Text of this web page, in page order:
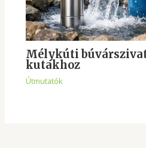
Mélykúti
kutakhoz
Útmutatók